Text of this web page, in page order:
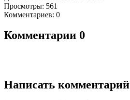
Просмотры: 561
Комментариев: 0
Комментарии 0
Написать комментарий